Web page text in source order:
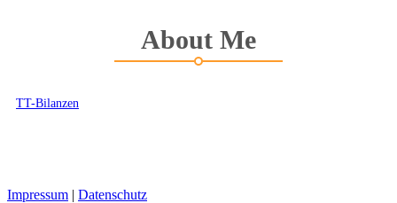
About Me
TT-Bilanzen
Impressum | Datenschutz